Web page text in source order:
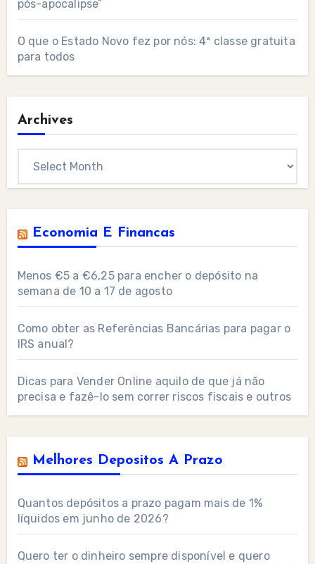
pós-apocalipse”
O que o Estado Novo fez por nós: 4ª classe gratuita
para todos
Archives
Economia E Financas
Menos €5 a €6,25 para encher o depósito na
semana de 10 a 17 de agosto
Como obter as Referências Bancárias para pagar o
IRS anual?
Dicas para Vender Online aquilo de que já não
precisa e fazê-lo sem correr riscos fiscais e outros
Melhores Depositos A Prazo
Quantos depósitos a prazo pagam mais de 1%
líquidos em junho de 2026?
Quero ter o dinheiro sempre disponível e quero